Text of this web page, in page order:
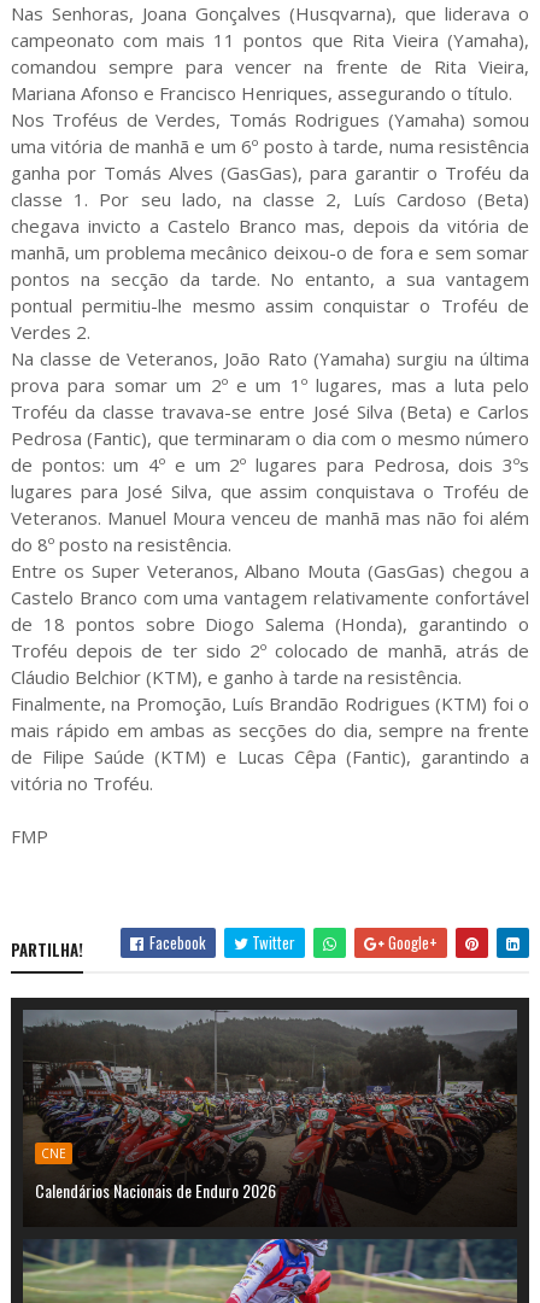
Nas Senhoras, Joana Gonçalves (Husqvarna), que liderava o
campeonato com mais 11 pontos que Rita Vieira (Yamaha),
comandou sempre para vencer na frente de Rita Vieira,
Mariana Afonso e Francisco Henriques, assegurando o título.
Nos Troféus de Verdes, Tomás Rodrigues (Yamaha) somou
uma vitória de manhã e um 6º posto à tarde, numa resistência
ganha por Tomás Alves (GasGas), para garantir o Troféu da
classe 1. Por seu lado, na classe 2, Luís Cardoso (Beta)
chegava invicto a Castelo Branco mas, depois da vitória de
manhã, um problema mecânico deixou-o de fora e sem somar
pontos na secção da tarde. No entanto, a sua vantagem
pontual permitiu-lhe mesmo assim conquistar o Troféu de
Verdes 2.
Na classe de Veteranos, João Rato (Yamaha) surgiu na última
prova para somar um 2º e um 1º lugares, mas a luta pelo
Troféu da classe travava-se entre José Silva (Beta) e Carlos
Pedrosa (Fantic), que terminaram o dia com o mesmo número
de pontos: um 4º e um 2º lugares para Pedrosa, dois 3ºs
lugares para José Silva, que assim conquistava o Troféu de
Veteranos. Manuel Moura venceu de manhã mas não foi além
do 8º posto na resistência.
Entre os Super Veteranos, Albano Mouta (GasGas) chegou a
Castelo Branco com uma vantagem relativamente confortável
de 18 pontos sobre Diogo Salema (Honda), garantindo o
Troféu depois de ter sido 2º colocado de manhã, atrás de
Cláudio Belchior (KTM), e ganho à tarde na resistência.
Finalmente, na Promoção, Luís Brandão Rodrigues (KTM) foi o
mais rápido em ambas as secções do dia, sempre na frente
de Filipe Saúde (KTM) e Lucas Cêpa (Fantic), garantindo a
vitória no Troféu.
FMP
PARTILHA! Facebook Twitter Google+
CNE
Calendários Nacionais de Enduro 2026